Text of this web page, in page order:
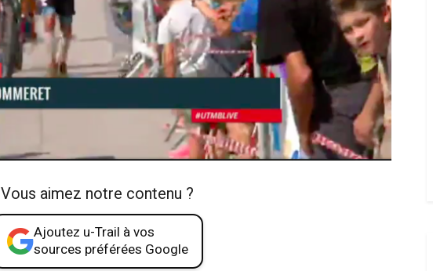
Vous aimez notre contenu ?
Ajoutez u-Trail à vos
sources préférées Google